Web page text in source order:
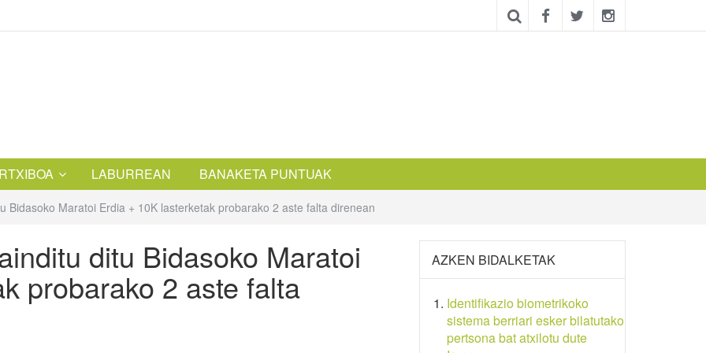
LABURREAN BANAKETA PUNTUAK
Bidasoko Maratoi Erdia + 10K lasterketak probarako 2 aste falta direnean
ditu Bidasoko Maratoi
probarako 2 aste falta
AZKEN BIDALKETAK
Identifikazio biometrikoko
sistema berriari esker bilatutako
pertsona bat atxilotu dute